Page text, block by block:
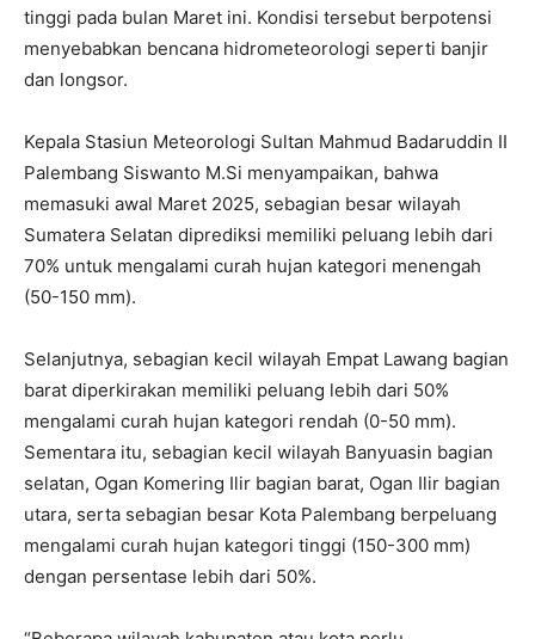
tinggi pada bulan Maret ini. Kondisi tersebut berpotensi
menyebabkan bencana hidrometeorologi seperti banjir
dan longsor.
Kepala Stasiun Meteorologi Sultan Mahmud Badaruddin II
Palembang Siswanto M.Si menyampaikan, bahwa
memasuki awal Maret 2025, sebagian besar wilayah
Sumatera Selatan diprediksi memiliki peluang lebih dari
70% untuk mengalami curah hujan kategori menengah
(50-150 mm).
Selanjutnya, sebagian kecil wilayah Empat Lawang bagian
barat diperkirakan memiliki peluang lebih dari 50%
mengalami curah hujan kategori rendah (0-50 mm).
Sementara itu, sebagian kecil wilayah Banyuasin bagian
selatan, Ogan Komering Ilir bagian barat, Ogan Ilir bagian
utara, serta sebagian besar Kota Palembang berpeluang
mengalami curah hujan kategori tinggi (150-300 mm)
dengan persentase lebih dari 50%.